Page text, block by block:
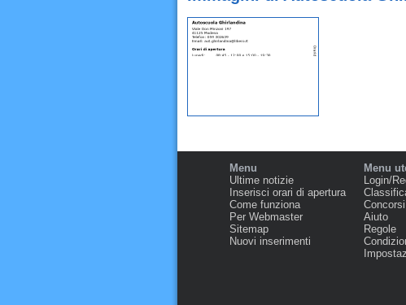
Menu
Ultime notizie
Inserisci orari di apertura
Come funziona
Per Webmaster
Sitemap
Nuovi inserimenti
Menu
Login/
Concorsi
Aiuto
Regole